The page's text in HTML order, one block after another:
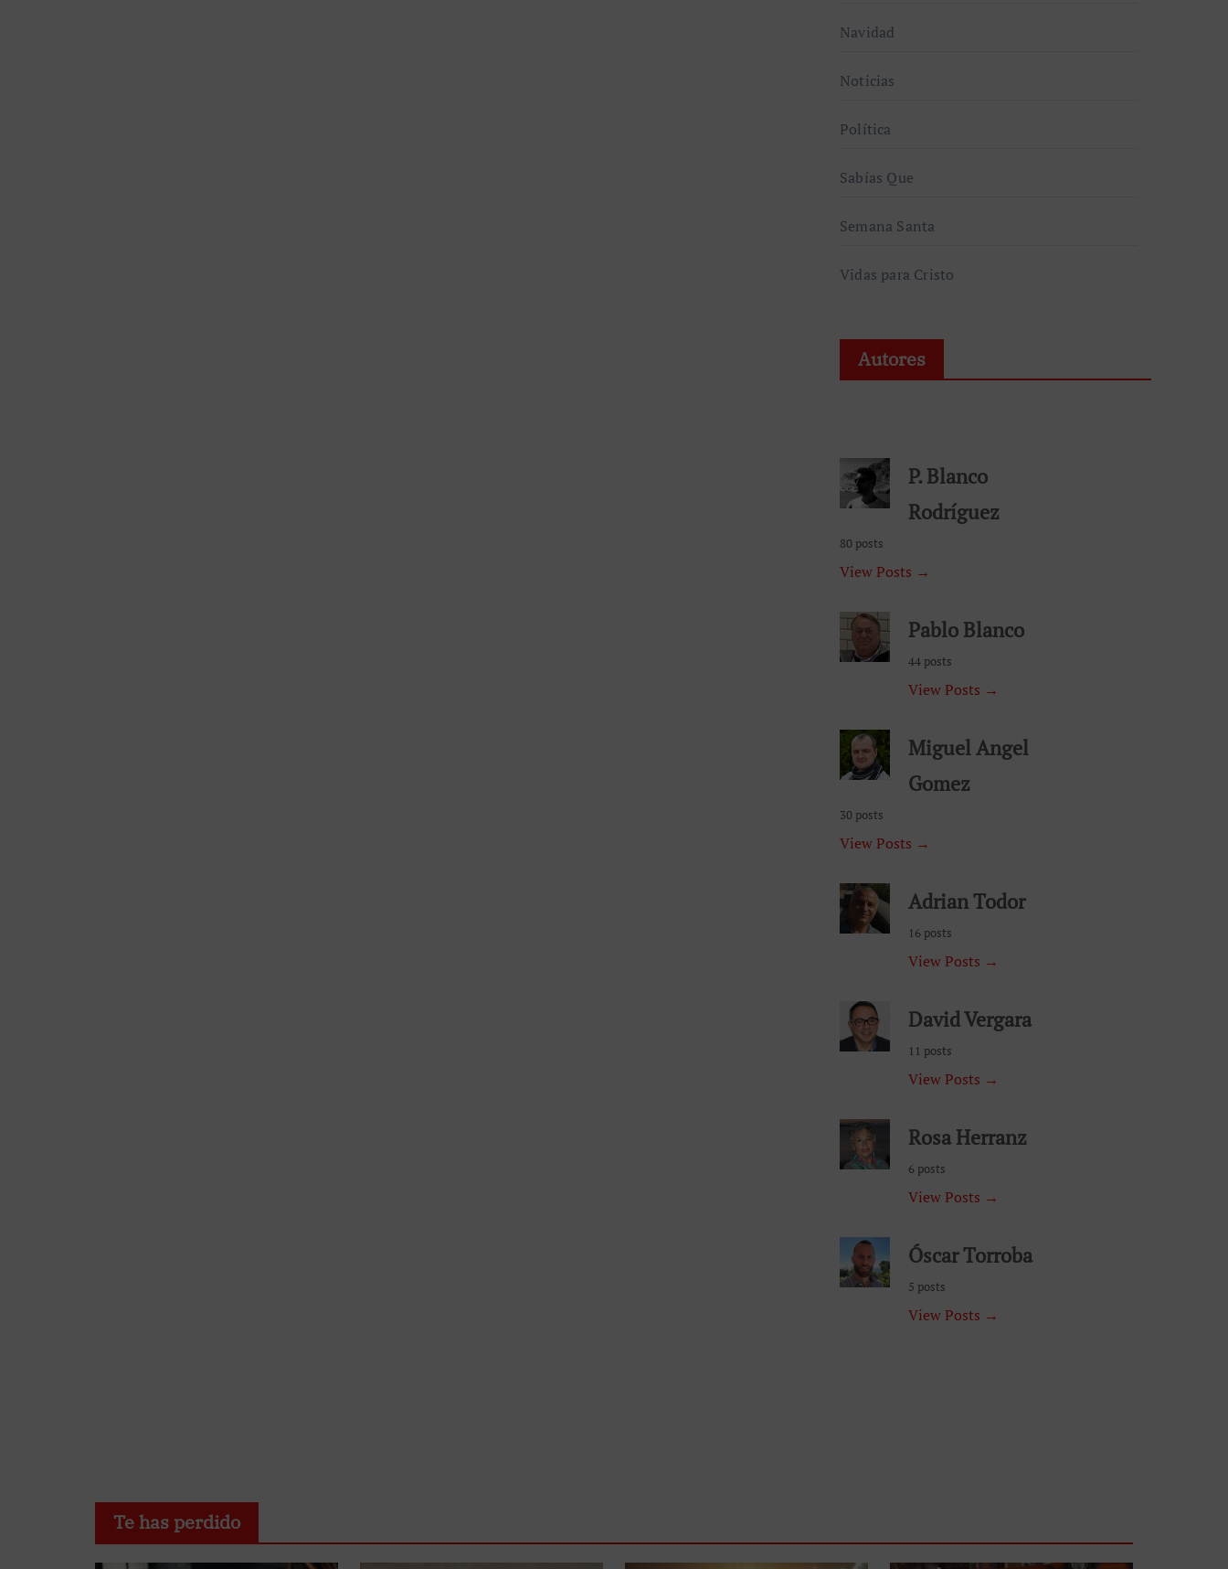
Navidad
Noticias
Política
Sabías Que
Semana Santa
Vidas para Cristo
Autores
P. Blanco
Rodríguez
80 posts
View Posts →
Pablo Blanco
44 posts
View Posts →
Miguel Angel
Gomez
30 posts
View Posts →
Adrian Todor
16 posts
View Posts →
David Vergara
11 posts
View Posts →
Rosa Herranz
6 posts
View Posts →
Óscar Torroba
5 posts
View Posts →
Te has perdido